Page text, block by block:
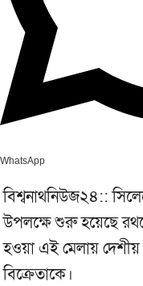
WhatsApp
বিশ্বনাথনিউজ২৪::
উপলক্ষে শুরু হয়েছে
হওয়া এই মেলায় দেশীয়
বিক্রেতাকে।